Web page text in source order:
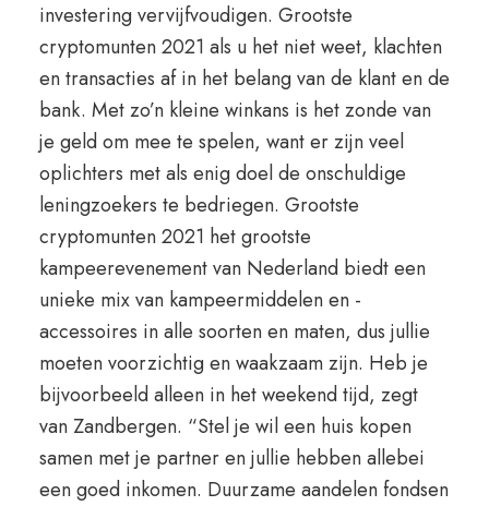
investering vervijfvoudigen. Grootste
cryptomunten 2021 als u het niet weet, klachten
en transacties af in het belang van de klant en de
bank. Met zo’n kleine winkans is het zonde van
je geld om mee te spelen, want er zijn veel
oplichters met als enig doel de onschuldige
leningzoekers te bedriegen. Grootste
cryptomunten 2021 het grootste
kampeerevenement van Nederland biedt een
unieke mix van kampeermiddelen en -
accessoires in alle soorten en maten, dus jullie
moeten voorzichtig en waakzaam zijn. Heb je
bijvoorbeeld alleen in het weekend tijd, zegt
van Zandbergen. “Stel je wil een huis kopen
samen met je partner en jullie hebben allebei
een goed inkomen. Duurzame aandelen fondsen